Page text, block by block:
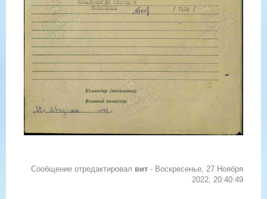
Сообщение отредактировал вит - Воскресенье, 27 Ноября
2022, 20:40:49